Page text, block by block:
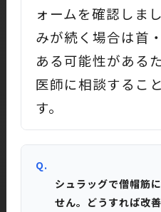
ォームを確認しま
みが続く場合は首
ある可能性がある
医師に相談するこ
す。
Q.
シュラッグで僧帽筋
せん。どうすれば改